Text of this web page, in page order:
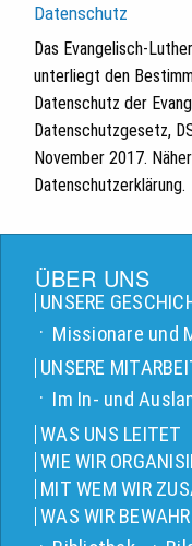
Datenschutz
Das Evangelisch-
unterliegt den
Datenschutz der
Datenschutzgesetz,
November 2017.
Datenschutzerklärung.
ÜBER UNS
UNSERE
Missionare und
UNSERE
Im In- und
WAS UNS LEITET
WIE WIR
MIT WEM WIR
WAS WIR